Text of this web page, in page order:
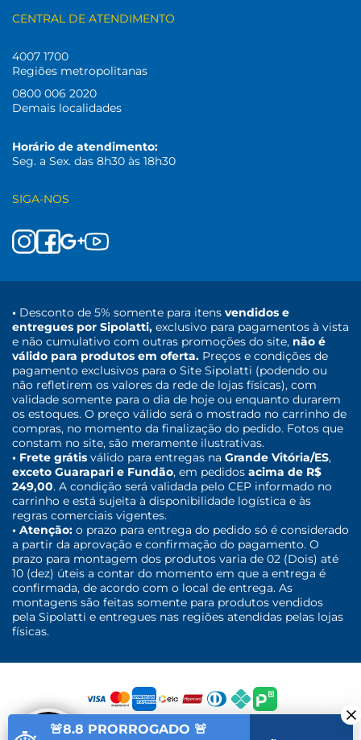
CENTRAL DE ATENDIMENTO
4007 1700
Regiões metropolitanas
0800 006 2020
Demais localidades
Horário de atendimento:
Seg. a Sex. das 8h30 às 18h30
SIGA-NOS
• Desconto de 5% somente para itens vendidos e
entregues por Sipolatti, exclusivo para pagamentos à vista
e não cumulativo com outras promoções do site, não é
válido para produtos em oferta. Preços e condições de
pagamento exclusivos para o Site Sipolatti (podendo ou
não refletirem os valores da rede de lojas físicas), com
validade somente para o dia de hoje ou enquanto durarem
os estoques. O preço válido será o mostrado no carrinho de
compras, no momento da finalização do pedido. Fotos que
constam no site, são meramente ilustrativas.
• Frete grátis válido para entregas na Grande Vitória/ES,
exceto Guarapari e Fundão, em pedidos acima de R$
249,00. A condição será validada pelo CEP informado no
carrinho e está sujeita à disponibilidade logística e às
regras comerciais vigentes.
• Atenção: o prazo para entrega do pedido só é considerado
a partir da aprovação e confirmação do pagamento. O
prazo para montagem dos produtos varia de 02 (Dois) até
10 (dez) úteis a contar do momento em que a entrega é
confirmada, de acordo com o local de entrega. As
montagens são feitas somente para produtos vendidos
pela Sipolatti e entregues nas regiões atendidas pelas lojas
físicas.
🚨8.8 PRORROGADO 🚨